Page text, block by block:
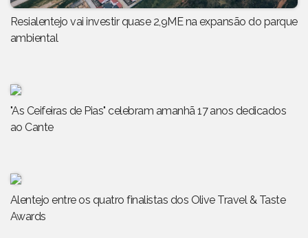
Resialentejo vai investir quase 2,9ME na expansão do parque
ambiental
"As Ceifeiras de Pias" celebram amanhã 17 anos dedicados
ao Cante
Alentejo entre os quatro finalistas dos Olive Travel & Taste
Awards